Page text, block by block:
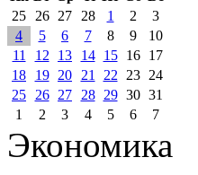
25
26 27 28 1 2
3
4
5 6 7 8 9
10
11
12 13 14 15 16
17
18
19 20 21 22 23
24
25
26 27 28 29 30 31
1
2 3 4 5 6 7
Экономика